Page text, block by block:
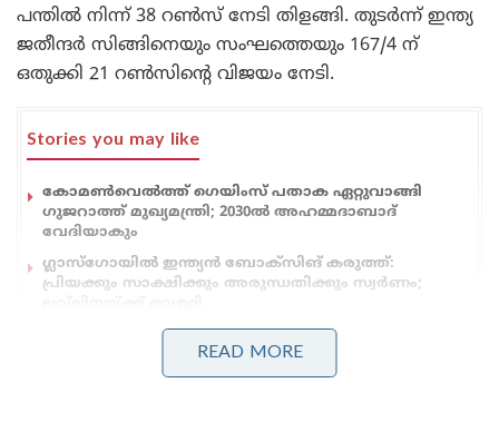
പന്തിൽ നിന്ന് 38 റൺസ് നേടി തിളങ്ങി. തുടർന്ന് ഇന്ത്യ
ജതീന്ദർ സിങ്ങിനെയും സംഘത്തെയും 167/4 ന്
ഒതുക്കി 21 റൺസിന്റെ വിജയം നേടി.
Stories you may like
കോമൺവെൽത്ത് ഗെയിംസ് പതാക ഏറ്റുവാങ്ങി
ഗുജറാത്ത് മുഖ്യമന്ത്രി; 2030ൽ അഹമ്മദാബാദ്
വേദിയാകും
ഗ്ലാസ്‌ഗോയിൽ ഇന്ത്യൻ ബോക്സിങ് കരുത്ത്:
പ്രിയക്കും സാക്ഷിക്കും അരുന്ധതിക്കും സ്വർണം;
‘ആകാശ് ചോപ്ര’ എന്ന തന്റെ യൂട്യൂബ് ചാനലിൽ
READ MORE